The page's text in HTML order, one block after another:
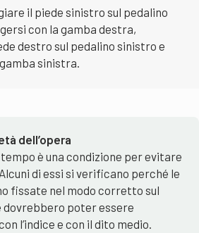
il piede sinistro sul pedalino
con la gamba destra,
destro sul pedalino sinistro e
sinistra.
dell’opera
è una condizione per evitare
di essi si verificano perché le
fissate nel modo corretto sul
dovrebbero poter essere
l’indice e con il dito medio.